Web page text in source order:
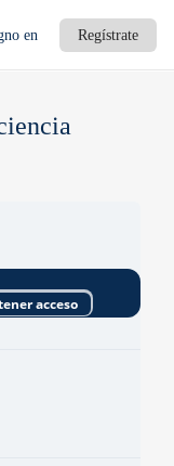
en Regístrate
acceso